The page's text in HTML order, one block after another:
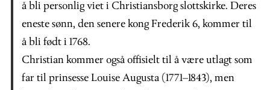
å bli personlig viet i Christiansborg slottskirke. Deres
eneste sønn, den senere kong Frederik 6, kommer til
å bli født i 1768.
Christian kommer også offisielt til å være utlagt som
far til prinsesse Louise Augusta (1771–1843), men